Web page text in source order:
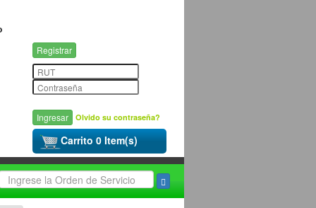
Registrar
Olvido su contraseña?
Carrito 0 Item(s)